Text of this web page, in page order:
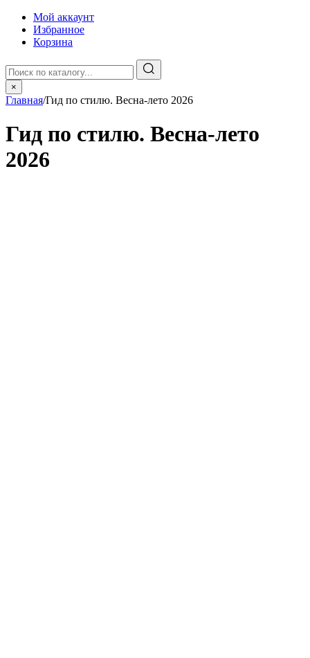
Мой аккаунт
Избранное
Корзина
×
Главная/Гид по стилю. Весна-лето 2026
Гид по стилю. Весна-лето
2026